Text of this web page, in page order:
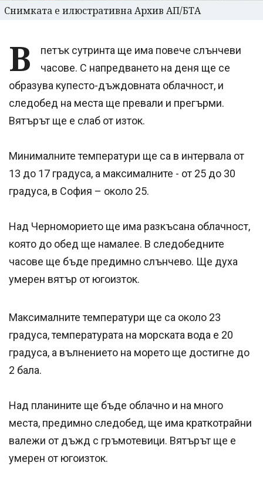
Снимката е илюстративна Архив АП/БТА
В
петък сутринта ще има повече слънчеви
часове. С напредването на деня ще се
образува купесто-дъждовната облачност, и
следобед на места ще превали и прегърми.
Вятърът ще е слаб от изток.
Минималните температури ще са в интервала от
13 до 17 градуса, а максималните - от 25 до 30
градуса, в София – около 25.
Над Черноморието ще има разкъсана облачност,
която до обед ще намалее. В следобедните
часове ще бъде предимно слънчево. Ще духа
умерен вятър от югоизток.
Максималните температури ще са около 23
градуса, температурата на морската вода е 20
градуса, а вълнението на морето ще достигне до
2 бала.
Над планините ще бъде облачно и на много
места, предимно следобед, ще има краткотрайни
валежи от дъжд с гръмотевици. Вятърът ще е
умерен от югоизток.